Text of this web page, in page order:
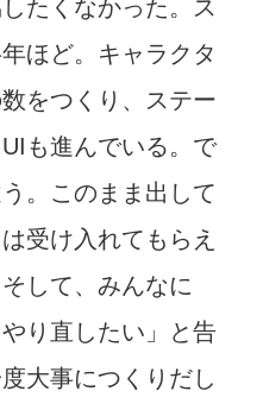
たくなかった。ス
ほど。キャラクタ
をつくり、ステー
も進んでいる。で
。このまま出して
受け入れてもらえ
して、みんなに
やり直したい」と告
大事につくりだし